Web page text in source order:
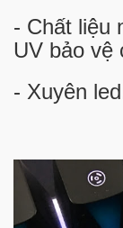
- Chất liệu
UV bảo vệ
- Xuyên